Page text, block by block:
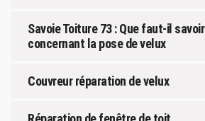
Savoie Toiture 73 : Que faut-il savoir
concernant la pose de velux
Couvreur réparation de velux